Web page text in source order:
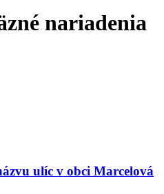
nariadenia
ulíc v obci Marcelová